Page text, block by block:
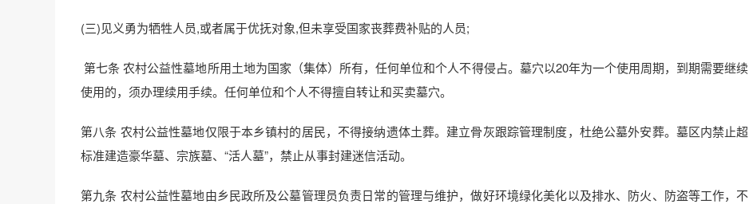
(三)见义勇为牺牲人员,或者属于优抚对象,但未享受国家丧葬费补贴的人员;
第七条 农村公益性墓地所用土地为国家（集体）所有，任何单位和个人不得侵占。墓穴以20年为一个使用周期，到期需要继续
使用的，须办理续用手续。任何单位和个人不得擅自转让和买卖墓穴。
第八条 农村公益性墓地仅限于本乡镇村的居民，不得接纳遗体土葬。建立骨灰跟踪管理制度，杜绝公墓外安葬。墓区内禁止超
标准建造豪华墓、宗族墓、“活人墓”，禁止从事封建迷信活动。
第九条 农村公益性墓地由乡民政所及公墓管理员负责日常的管理与维护，做好环境绿化美化以及排水、防火、防盗等工作，不